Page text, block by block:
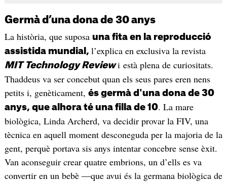
Germà d’una dona de 30 anys
La història, que suposa una fita en la reproducció
assistida mundial, l’explica en exclusiva la revista
MIT Technology Reviewi està plena de curiositats.
Thaddeus va ser concebut quan els seus pares eren nens
petits i, genèticament, és germà d'una dona de 30
anys, que alhora té una filla de 10. La mare
biològica, Linda Archerd, va decidir provar la FIV, una
tècnica en aquell moment desconeguda per la majoria de la
gent, perquè portava sis anys intentar concebre sense èxit.
Van aconseguir crear quatre embrions, un d’ells es va
convertir en un bebè —que avui és la germana biològica de